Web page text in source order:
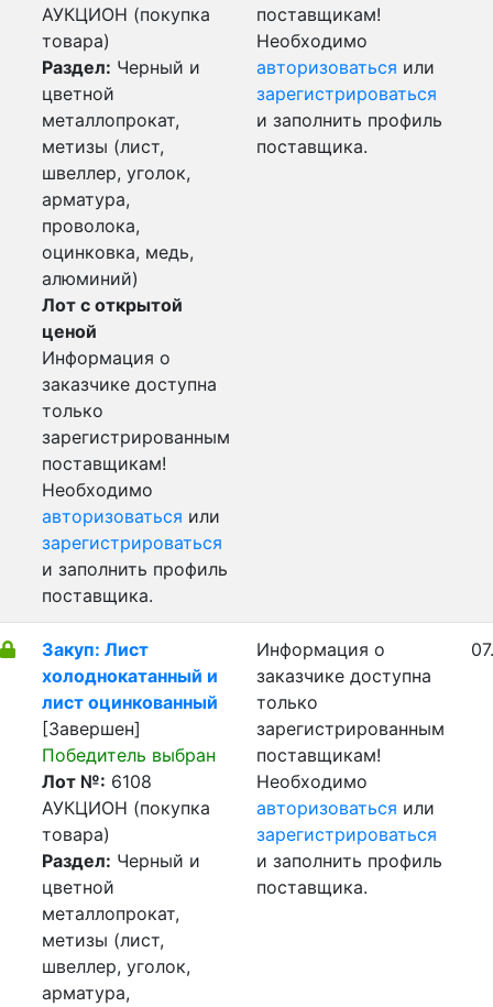
АУКЦИОН (покупка
товара)
Раздел: Черный и
цветной
металлопрокат,
метизы (лист,
швеллер, уголок,
арматура,
проволока,
оцинковка, медь,
алюминий)
Лот с открытой
ценой
Информация о
заказчике доступна
только
зарегистрированным
поставщикам!
Необходимо
авторизоваться или
зарегистрироваться
и заполнить профиль
поставщика.
поставщикам!
Необходимо
авторизоваться или
зарегистрироваться
и заполнить профиль
поставщика.
Закуп: Лист
холоднокатанный и
лист оцинкованный
[Завершен]
Победитель выбран
Лот №: 6108
АУКЦИОН (покупка
товара)
Раздел: Черный и
цветной
металлопрокат,
метизы (лист,
швеллер, уголок,
арматура,
Информация о
заказчике доступна
только
зарегистрированным
поставщикам!
Необходимо
авторизоваться или
зарегистрироваться
и заполнить профиль
поставщика.